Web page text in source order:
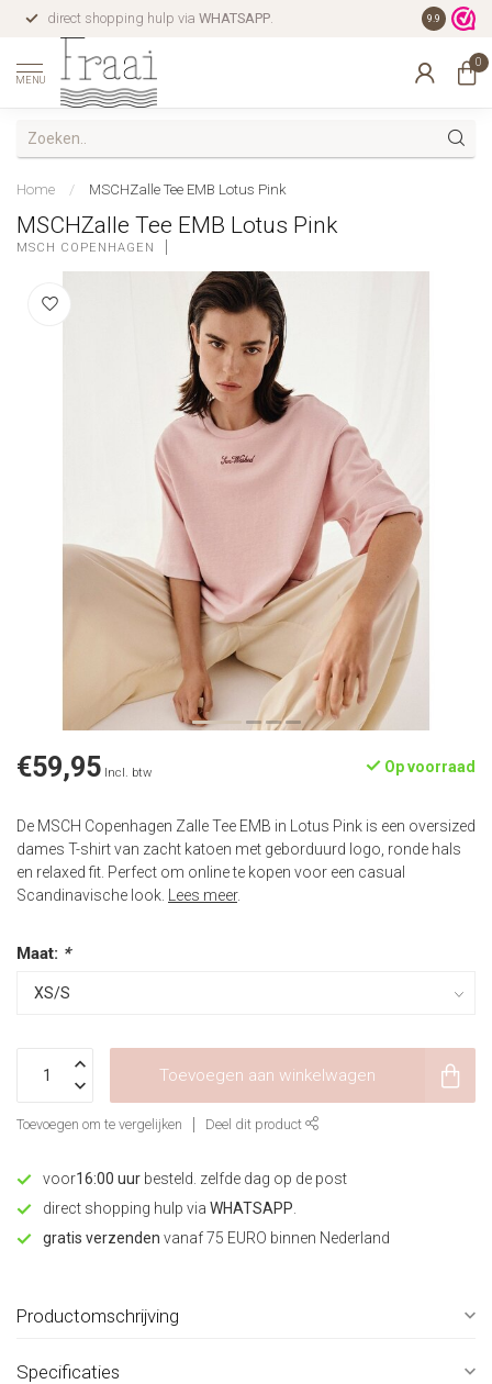
direct shopping hulp via WHATSAPP. gratis
9.9
MENU
0
Home / MSCHZalle Tee EMB Lotus Pink
MSCHZalle Tee EMB Lotus Pink
MSCH COPENHAGEN
€59,95 Incl. btw Op voorraad
De MSCH Copenhagen Zalle Tee EMB in Lotus Pink is een oversized
dames T-shirt van zacht katoen met geborduurd logo, ronde hals
en relaxed fit. Perfect om online te kopen voor een casual
Scandinavische look.
Lees meer.
Maat: *
Toevoegen aan winkelwagen
Toevoegen om te vergelijken Deel dit product
voor16:00 uur besteld. zelfde dag op de post
direct shopping hulp via WHATSAPP
gratis verzenden vanaf 75 EURO binnen Nederland
Productomschrijving
Specificaties